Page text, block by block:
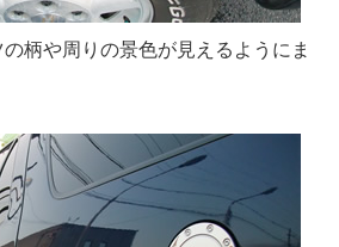
柄や周りの景色が見えるようにま